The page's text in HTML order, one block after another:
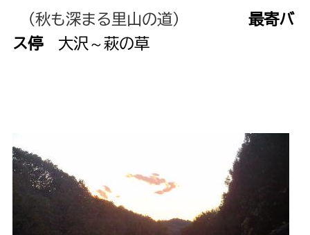
（秋も深まる里山の道） 最寄バ
ス停大沢～萩の草